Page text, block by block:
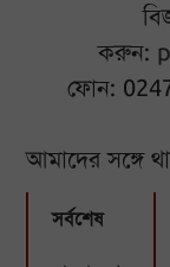
করুন:
ফোন:
আমাদের সঙ্গে
সর্বশেষ